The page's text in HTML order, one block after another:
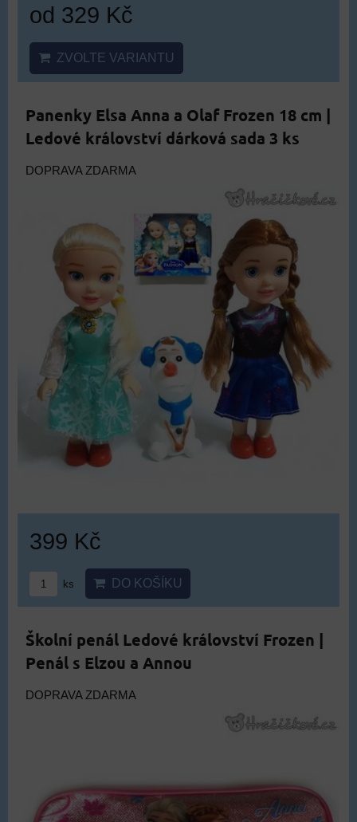
od 329 Kč
ZVOLTE VARIANTU
Panenky Elsa Anna a Olaf Frozen 18 cm |
Ledové království dárková sada 3 ks
DOPRAVA ZDARMA
399 Kč
ks DO KOŠÍKU
Školní penál Ledové království Frozen |
Penál s Elzou a Annou
DOPRAVA ZDARMA